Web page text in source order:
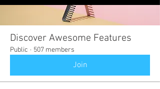
Discover Awesome Features
Public · 507 members
Join